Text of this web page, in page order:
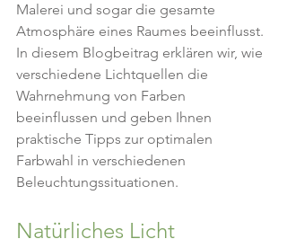
Malerei und sogar die gesamte
Atmosphäre eines Raumes beeinflusst.
In diesem Blogbeitrag erklären wir, wie
verschiedene Lichtquellen die
Wahrnehmung von Farben
beeinflussen und geben Ihnen
praktische Tipps zur optimalen
Farbwahl in verschiedenen
Beleuchtungssituationen.
Natürliches Licht